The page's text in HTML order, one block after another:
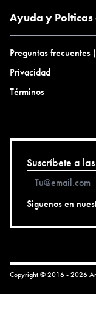
Ayuda y Polticas
Preguntas frecuentes
Privacidad
Términos
Suscríbete a
Siguenos en
Copyright © 2016 - 2026